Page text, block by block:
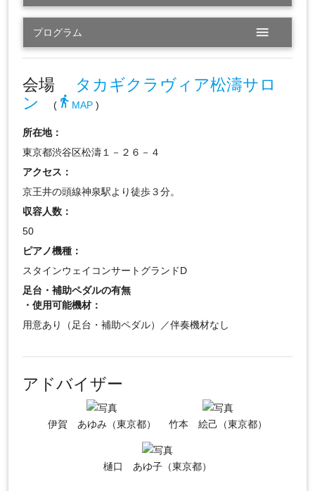
プログラム menu
会場
タカギクラヴィア松濤サロ
ン
(directions_walk MAP)
所在地：
東京都渋谷区松濤１－２６－４
アクセス：
京王井の頭線神泉駅より徒歩３分。
収容人数：
50
ピアノ機種：
スタインウェイコンサートグランドD
足台・補助ペダルの有無
・使用可能機材：
用意あり（足台・補助ペダル）／伴奏機材なし
アドバイザー
伊賀 あゆみ（東京都） 竹本 絵己（東京都）
樋口 あゆ子（東京都）